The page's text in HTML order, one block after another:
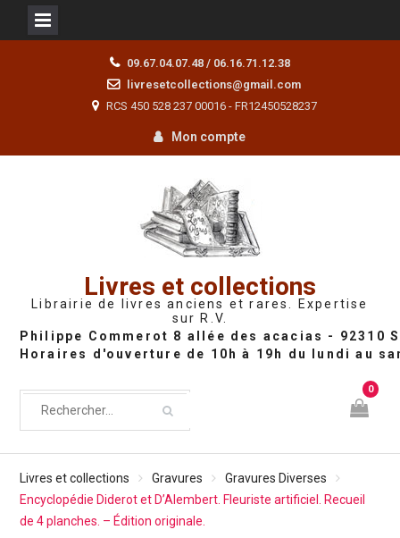
09.67.04.07.48 / 06.16.71.12.38
livresetcollections@gmail.com
RCS 450 528 237 00016 - FR12450528237
Mon compte
Livres et collections
Librairie de livres anciens et rares. Expertise
sur R.V.
0
Livres et collections Gravures
Gravures Diverses
Encyclopédie Diderot et D’Alembert. Fleuriste artificiel. Recueil
de 4 planches. – Édition originale.